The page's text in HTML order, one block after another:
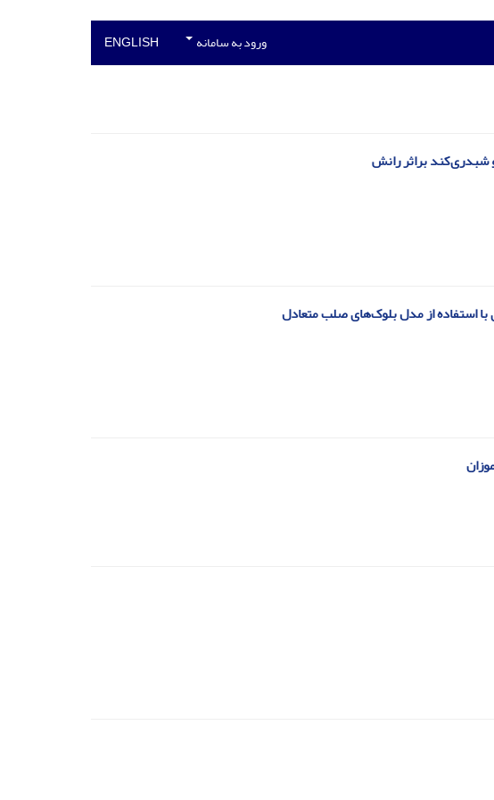
ورود به سامانه ENGLISH
شبدری‌کند براثر رانش
با استفاده از مدل بلوک‌های صلب متعادل